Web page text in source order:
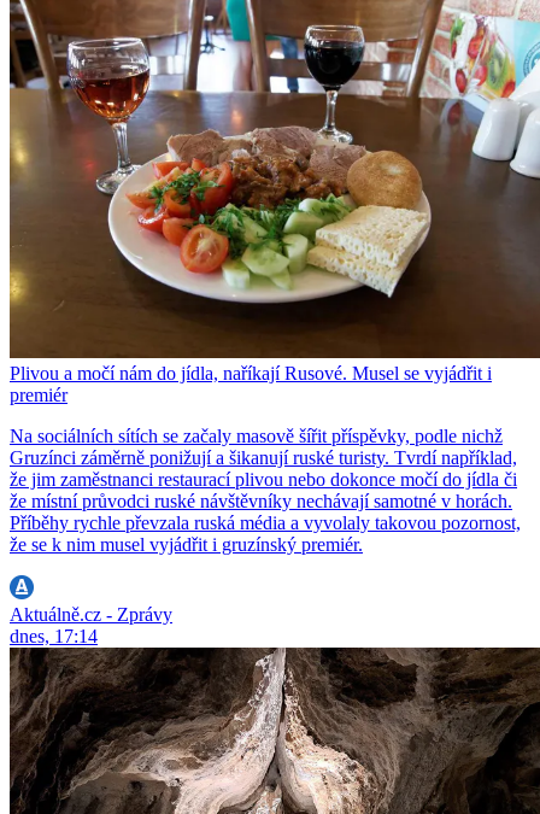
Plivou a močí nám do jídla, naříkají Rusové. Musel se vyjádřit i
premiér
Na sociálních sítích se začaly masově šířit příspěvky, podle nichž
Gruzínci záměrně ponižují a šikanují ruské turisty. Tvrdí například,
že jim zaměstnanci restaurací plivou nebo dokonce močí do jídla či
že místní průvodci ruské návštěvníky nechávají samotné v horách.
Příběhy rychle převzala ruská média a vyvolaly takovou pozornost,
že se k nim musel vyjádřit i gruzínský premiér.
Aktuálně.cz - Zprávy
dnes, 17:14